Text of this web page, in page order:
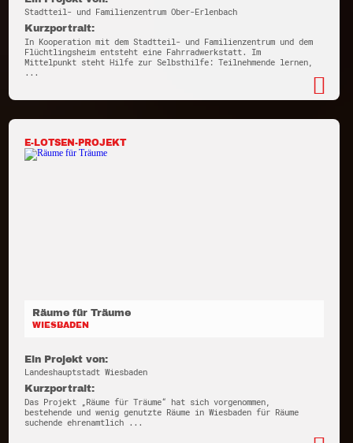
Stadtteil- und Familienzentrum Ober-Erlenbach
Kurzportrait:
In Kooperation mit dem Stadtteil- und Familienzentrum und dem
Flüchtlingsheim entsteht eine Fahrradwerkstatt. Im
Mittelpunkt steht Hilfe zur Selbsthilfe: Teilnehmende lernen,
...
E-LOTSEN-PROJEKT
Räume für Träume
WIESBADEN
Ein Projekt von:
Landeshauptstadt Wiesbaden
Kurzportrait:
Das Projekt „Räume für Träume“ hat sich vorgenommen,
bestehende und wenig genutzte Räume in Wiesbaden für Räume
suchende ehrenamtlich ...